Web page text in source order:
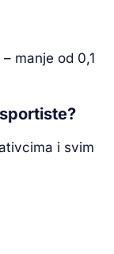
manje od 0,1
i svim